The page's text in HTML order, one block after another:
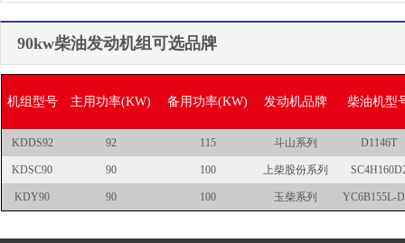
90kw柴油发动机组可选品牌
机组型号 主用功率(KW) 备用功率(KW) 发动机品牌 柴油机型
KDDS92 92 115 斗山系列 D1146T
KDSC90 90 100 上柴股份系列
KDY90 90 100 玉柴系列 YC6B155L-